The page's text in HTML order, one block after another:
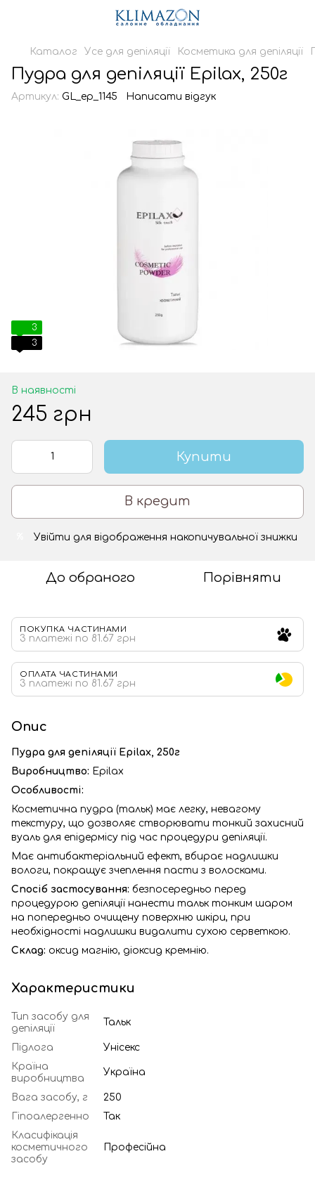
Каталог Усе для депіляції Косметика для депіляції
Пудра для депіляції Epilax, 250г
Артикул: GL_ep_1145 Написати відгук
3
3
В наявності
245 грн
Купити
В кредит
Увійти для відображення накопичувальної знижки
До обраного Порівняти
ПОКУПКА ЧАСТИНАМИ
3 платежі по 81.67 грн
ОПЛАТА ЧАСТИНАМИ
3 платежі по 81.67 грн
Опис
Пудра для депіляції Epilax, 250г
Виробництво: Epilax
Особливості:
Косметична пудра (тальк) має легку, невагому
текстуру, що дозволяє створювати тонкий захисний
вуаль для епідермісу під час процедури депіляції.
Має антибактеріальний ефект, вбирає надлишки
вологи, покращує зчеплення пасти з волосками.
Спосіб застосування: безпосередньо перед
процедурою депіляції нанести тальк тонким шаром
на попередньо очищену поверхню шкіри, при
необхідності надлишки видалити сухою серветкою.
Склад: оксид магнію, діоксид кремнію.
Характеристики
Тип засобу для
депіляції
Тальк
Підлога
Унісекс
Країна
виробництва
Україна
Вага засобу, г
250
Гіпоалергенно
Так
Класифікація
косметичного
засобу
Професійна